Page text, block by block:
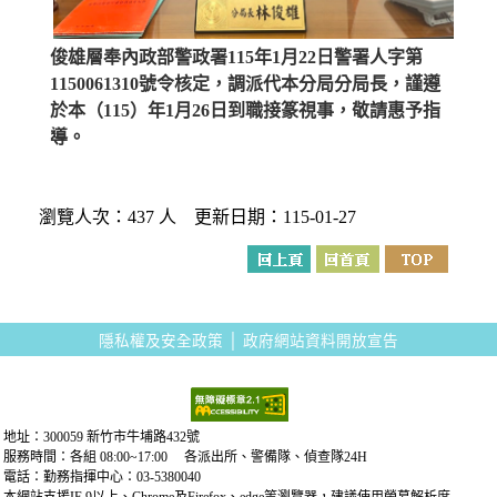
俊雄層奉內政部警政署115年1月22日警署人字第
1150061310號令核定，調派代本分局分局長，謹遵
於本（115）年1月26日到職接篆視事，敬請惠予指
導。
瀏覽人次：437 人 更新日期：115-01-27
隱私權及安全政策 政府網站資料開放宣告
地址：300059 新竹市牛埔路432號
服務時間：各組 08:00~17:00 各派出所、警備隊、偵查隊24H
電話：勤務指揮中心：03-5380040